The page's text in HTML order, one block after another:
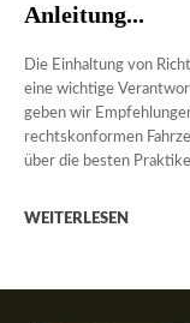
Anleitung...
Die Einhaltung von
eine wichtige
geben wir
rechtskonformen
über die besten
WEITERLESEN